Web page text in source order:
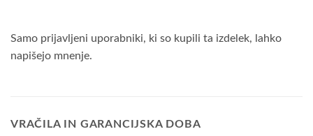
Samo prijavljeni uporabniki, ki so kupili ta izdelek, lahko
napišejo mnenje.
VRAČILA IN GARANCIJSKA DOBA